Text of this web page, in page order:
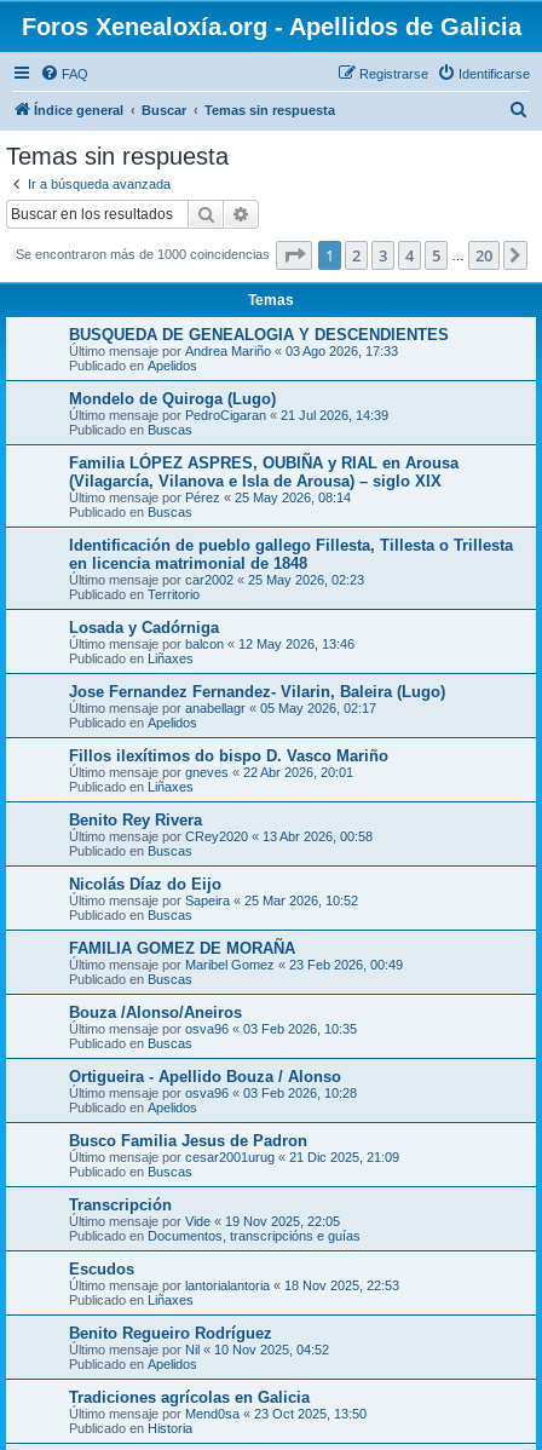
Foros Xenealoxía.org - Apellidos de Galicia
FAQ Identificarse
Registrarse
Índice general Buscar Temas sin respuesta
Temas sin respuesta
Ir a búsqueda avanzada
Buscar
Se encontraron más de 1000 coincidencias Página de 20
1 2 3 4 5 20
Temas
BUSQUEDA DE GENEALOGIA Y DESCENDIENTES
Último mensaje por Andrea Mariño « 03 Ago 2026, 17:33
Publicado en Apelidos
Mondelo de Quiroga (Lugo)
Último mensaje por PedroCigaran « 21 Jul 2026, 14:39
Publicado en Buscas
Familia LÓPEZ ASPRES, OUBIÑA y RIAL en Arousa
(Vilagarcía, Vilanova e Isla de Arousa) – siglo XIX
Último mensaje por Pérez « 25 May 2026, 08:14
Publicado en Buscas
Identificación de pueblo gallego Fillesta, Tillesta o Trillesta
en licencia matrimonial de 1848
Último mensaje por car2002 « 25 May 2026, 02:23
Publicado en Territorio
Losada y Cadórniga
Último mensaje por balcon « 12 May 2026, 13:46
Publicado en Liñaxes
Jose Fernandez Fernandez- Vilarin, Baleira (Lugo)
Último mensaje por anabellagr « 05 May 2026, 02:17
Publicado en Apelidos
Fillos ilexítimos do bispo D. Vasco Mariño
Último mensaje por gneves « 22 Abr 2026, 20:01
Publicado en Liñaxes
Benito Rey Rivera
Último mensaje por CRey2020 « 13 Abr 2026, 00:58
Publicado en Buscas
Nicolás Díaz do Eijo
Último mensaje por Sapeira « 25 Mar 2026, 10:52
Publicado en Buscas
FAMILIA GOMEZ DE MORAÑA
Último mensaje por Maribel Gomez « 23 Feb 2026, 00:49
Publicado en Buscas
Bouza /Alonso/Aneiros
Último mensaje por osva96 « 03 Feb 2026, 10:35
Publicado en Buscas
Ortigueira - Apellido Bouza / Alonso
Último mensaje por osva96 « 03 Feb 2026, 10:28
Publicado en Apelidos
Busco Familia Jesus de Padron
Último mensaje por cesar2001urug « 21 Dic 2025, 21:09
Publicado en Buscas
Transcripción
Último mensaje por Vide « 19 Nov 2025, 22:05
Publicado en Documentos, transcripcións e guías
Escudos
Último mensaje por lantorialantoria « 18 Nov 2025, 22:53
Publicado en Liñaxes
Benito Regueiro Rodríguez
Último mensaje por Nil « 10 Nov 2025, 04:52
Publicado en Apelidos
Tradiciones agrícolas en Galicia
Último mensaje por Mend0sa « 23 Oct 2025, 13:50
Publicado en Historia